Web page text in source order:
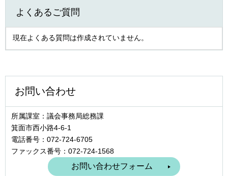
よくあるご質問
現在よくある質問は作成されていません。
お問い合わせ
所属課室：議会事務局総務課
箕面市西小路4‐6‐1
電話番号：072-724-6705
ファックス番号：072-724-1568